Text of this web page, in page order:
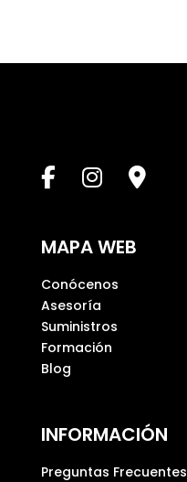
c
a
o
a
c
í
o
.
MAPA WEB
Conócenos
Asesoría
Suministros
Formación
Blog
INFORMACIÓN
Preguntas Frecuentes